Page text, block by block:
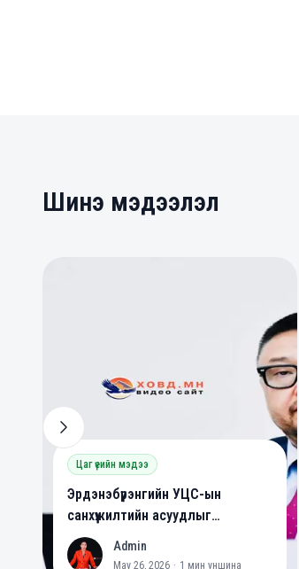
Шинэ мэдээлэл
Цаг үеийн мэдээ
Эрдэнэбүрэнгийн УЦС-ын
санхүүжилтийн асуудлыг
шийдвэрлэлээ
A
Admin
May 26, 2026 · 1 мин уншина